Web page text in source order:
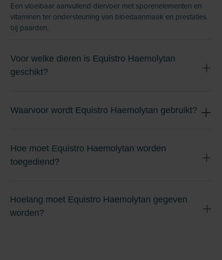
Een vloeibaar aanvullend diervoer met sporenelementen en
vitaminen ter ondersteuning van bloedaanmaak en prestaties
bij paarden.
Voor welke dieren is Equistro Haemolytan
geschikt?
Waarvoor wordt Equistro Haemolytan gebruikt?
Hoe moet Equistro Haemolytan worden
toegediend?
Hoelang moet Equistro Haemolytan gegeven
worden?